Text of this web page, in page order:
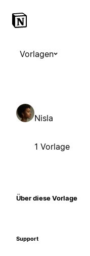
Vorlagen
Nisla
1 Vorlage
Über diese Vorlage
Support